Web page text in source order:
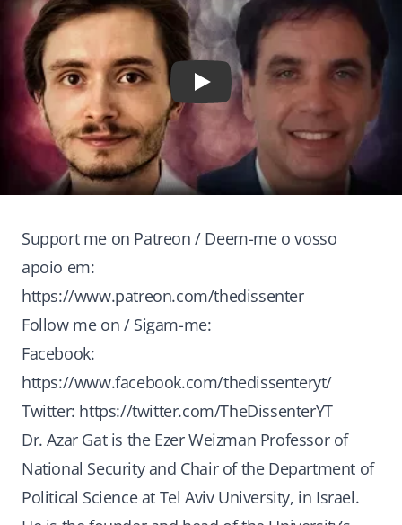
Play
Support me on Patreon / Deem-me o vosso
apoio em:
https://www.patreon.com/thedissenter
Follow me on / Sigam-me:
Facebook:
https://www.facebook.com/thedissenteryt/
Twitter: https://twitter.com/TheDissenterYT
Dr. Azar Gat is the Ezer Weizman Professor of
National Security and Chair of the Department of
Political Science at Tel Aviv University, in Israel.